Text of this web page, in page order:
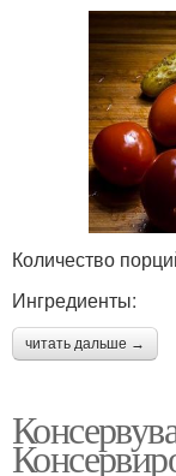
Количество
Ингредиенты:
читать дальше →